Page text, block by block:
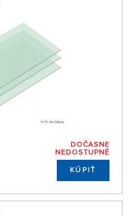
DOČASNE
NEDOSTUPNÉ
KÚPIŤ